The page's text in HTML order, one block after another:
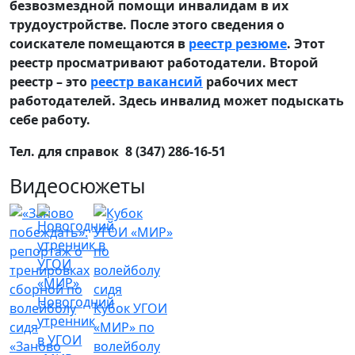
безвозмездной помощи инвалидам в их
трудоустройстве. После этого сведения о
соискателе помещаются в реестр резюме. Этот
реестр просматривают работодатели. Второй
реестр – это реестр вакансий рабочих мест
работодателей. Здесь инвалид может подыскать
себе работу.
Тел. для справок 8 (347) 286-16-51
Видеосюжеты
«Заново
Новогодний
утренник
в УГОИ
Кубок УГОИ
«МИР» по
волейболу